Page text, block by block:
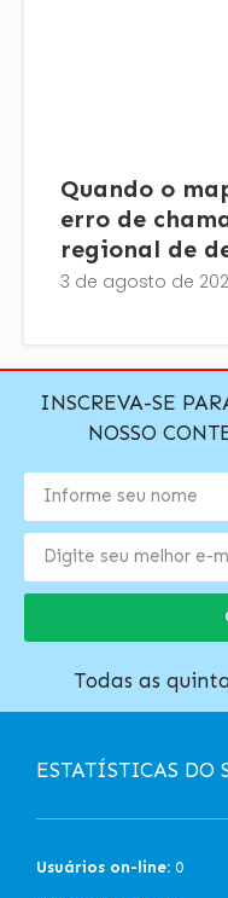
Quando o
erro de
regional de
3 de agosto de
INSCREVA-SE
NOSSO
Todas as
ESTATÍSTICAS DO
Usuários on-line: 0